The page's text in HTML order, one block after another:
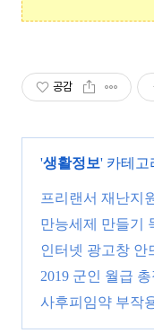
공감
'생활정보' 카테고
프리랜서 재난지
(0)
만능세제 만들기
벽제거 물건이네!
인터넷 광고창 안
는 방법!
(0)
2019 군인 월급
시다!
(0)
사후피임약 부작